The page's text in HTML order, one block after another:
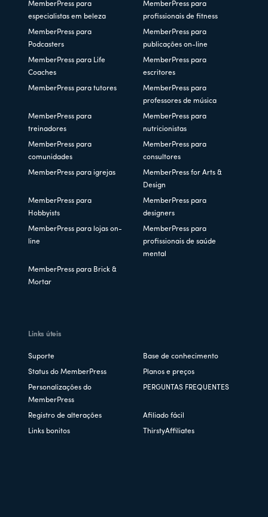
MemberPress para
especialistas em beleza
MemberPress para
profissionais de fitness
MemberPress para
Podcasters
MemberPress para
publicações on-line
MemberPress para Life
Coaches
MemberPress para
escritores
MemberPress para tutores
MemberPress para
professores de música
MemberPress para
treinadores
MemberPress para
nutricionistas
MemberPress para
comunidades
MemberPress para
consultores
MemberPress para igrejas
MemberPress for Arts &
Design
MemberPress para
Hobbyists
MemberPress para
designers
MemberPress para lojas on-
line
MemberPress para
profissionais de saúde
mental
MemberPress para Brick &
Mortar
Links úteis
Suporte Base de conhecimento
Status do MemberPress Planos e preços
Personalizações do
MemberPress
PERGUNTAS FREQUENTES
Registro de alterações Afiliado fácil
Links bonitos ThirstyAffiliates